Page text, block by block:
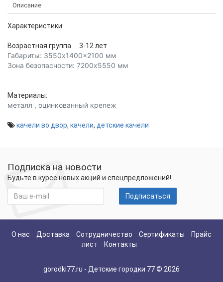
Описание
Характеристики:
Возрастная группа 3-12 лет
Габариты: 3550x1400x2100 мм
Зона безопасности: 7200x5550 мм
Материалы:
металл , оцинкованный крепеж
качели во двор, качели, детские качели
Подписка на новости
Будьте в курсе новых акций и спецпредложений!
Подписаться
О нас Доставка Сотрудничество Сертификаты
Прайс
лист
Контакты
gorodki77.ru - Детские городки 77 © 2026